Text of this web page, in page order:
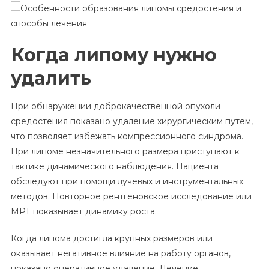
Когда липому нужно
удалить
При обнаружении доброкачественной опухоли
средостения показано удаление хирургическим путем,
что позволяет избежать компрессионного синдрома.
При липоме незначительного размера приступают к
тактике динамического наблюдения. Пациента
обследуют при помощи лучевых и инструментальных
методов. Повторное рентгеновское исследование или
МРТ показывает динамику роста.
Когда липома достигла крупных размеров или
оказывает негативное влияние на работу органов,